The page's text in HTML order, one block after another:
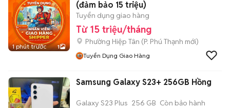
1 phút trước 1
(đảm bảo 15 triệu)
Tuyển dụng giao hàng
Từ 15 triệu/tháng
Phường Hiệp Tân (P. Phú Thạnh mới)
Tuyển Dụng Giao Hàng
Samsung Galaxy S23+ 256GB Hồng
Galaxy S23 Plus 256 GB Còn bảo hành